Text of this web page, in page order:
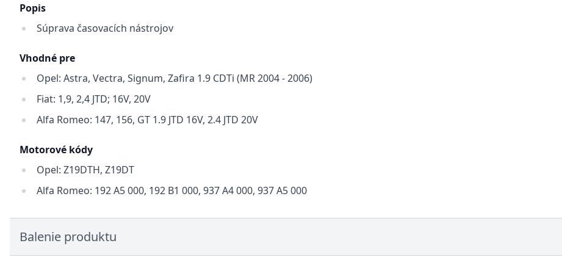
Popis
Súprava časovacích nástrojov
Vhodné pre
Opel: Astra, Vectra, Signum, Zafira 1.9 CDTi (MR 2004 - 2006)
Fiat: 1,9, 2,4 JTD; 16V, 20V
Alfa Romeo: 147, 156, GT 1.9 JTD 16V, 2.4 JTD 20V
Motorové kódy
Opel: Z19DTH, Z19DT
Alfa Romeo: 192 A5 000, 192 B1 000, 937 A4 000, 937 A5 000
Balenie produktu